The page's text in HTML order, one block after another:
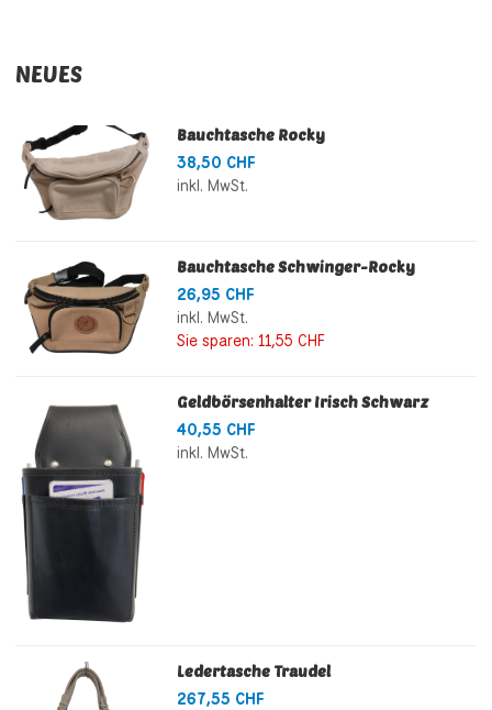
NEUES
Bauchtasche Rocky
38,50 CHF
inkl. MwSt.
Bauchtasche Schwinger-Rocky
26,95 CHF
inkl. MwSt.
Sie sparen: 11,55 CHF
Geldbörsenhalter Irisch Schwarz
40,55 CHF
inkl. MwSt.
Ledertasche Traudel
267,55 CHF